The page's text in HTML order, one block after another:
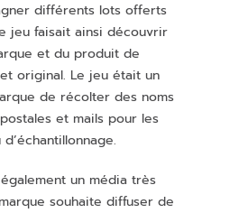
différents lots offerts
jeu faisait ainsi découvrir
et du produit de
original. Le jeu était un
de récolter des noms
et mails pour les
un média très
souhaite diffuser de